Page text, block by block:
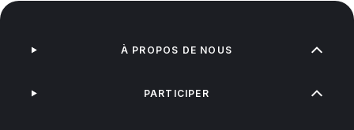
À PROPOS DE NOUS
PARTICIPER